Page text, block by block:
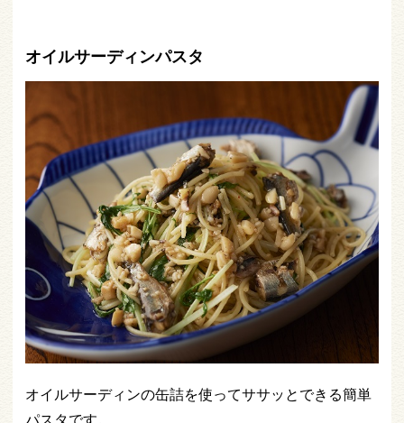
オイルサーディンパスタ
オイルサーディンの缶詰を使ってササッとできる簡単